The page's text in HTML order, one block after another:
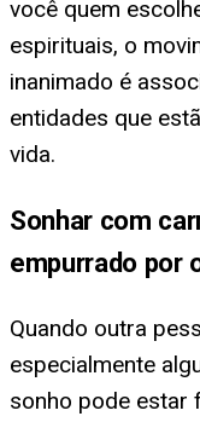
você quem
espirituais, o
inanimado é
entidades que
vida.
Sonhar com
empurrado por
Quando outra
especialmente
sonho pode estar